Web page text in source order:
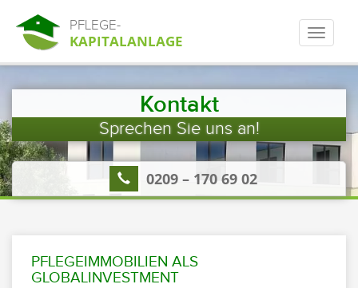
PFLEGE-
KAPITALANLAGE
Kontakt
Sprechen Sie uns an!
0209 – 170 69 02
PFLEGEIMMOBILIEN ALS
GLOBALINVESTMENT